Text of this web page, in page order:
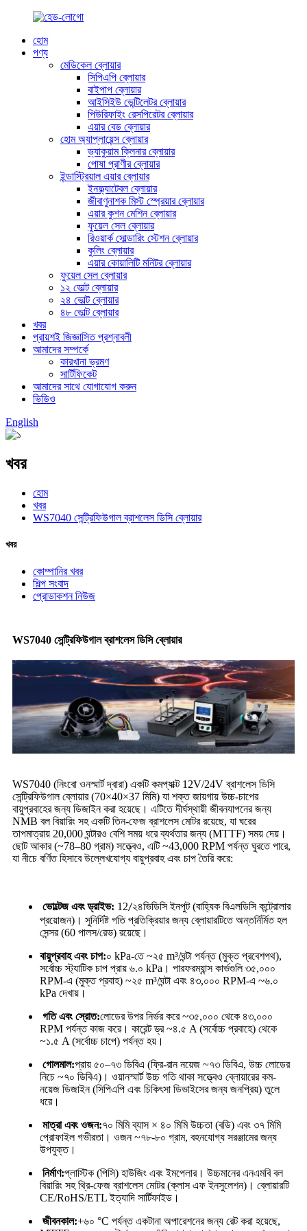
হোম
পণ্য
মেডিকেল ব্লোয়ার
সিপিএপি ব্লোয়ার
বাইপাপ ব্লোয়ার
আইসিইউ ভেন্টিলেটর ব্লোয়ার
পিউরিফাইং রেসপিরেটর ব্লোয়ার
এয়ার বেড ব্লোয়ার
হোম অ্যাপ্লায়েন্স ব্লোয়ার
ভ্যাকুয়াম ক্লিনার ব্লোয়ার
পোষা প্রাণীর ব্লোয়ার
ইন্ডাস্ট্রিয়াল এয়ার ব্লোয়ার
ইনফ্ল্যাটেবল ব্লোয়ার
জীবাণুনাশক মিস্ট স্প্রেয়ার ব্লোয়ার
এয়ার কুশন মেশিন ব্লোয়ার
ফুয়েল সেল ব্লোয়ার
রিওয়ার্ক সোল্ডারিং স্টেশন ব্লোয়ার
কুলিং ব্লোয়ার
এয়ার কোয়ালিটি মনিটর ব্লোয়ার
ফুয়েল সেল ব্লোয়ার
১২ ভোল্ট ব্লোয়ার
২৪ ভোল্ট ব্লোয়ার
৪৮ ভোল্ট ব্লোয়ার
খবর
প্রায়শই জিজ্ঞাসিত প্রশ্নাবলী
আমাদের সম্পর্কে
কারখানা ভ্রমণ
সার্টিফিকেট
আমাদের সাথে যোগাযোগ করুন
ভিডিও
English
খবর
হোম
খবর
WS7040 সেন্ট্রিফিউগাল ব্রাশলেস ডিসি ব্লোয়ার
খবর
কোম্পানির খবর
শিল্প সংবাদ
প্রোডাকশন নিউজ
WS7040 সেন্ট্রিফিউগাল ব্রাশলেস ডিসি ব্লোয়ার
WS7040 (নিংবো ওনস্মার্ট দ্বারা) একটি কমপ্যাক্ট 12V/24V ব্রাশলেস ডিসি
সেন্ট্রিফিউগাল ব্লোয়ার (70×40×37 মিমি) যা শক্ত জায়গায় উচ্চ-চাপের
বায়ুপ্রবাহের জন্য ডিজাইন করা হয়েছে। এটিতে দীর্ঘস্থায়ী জীবনযাপনের জন্য
NMB বল বিয়ারিং সহ একটি তিন-ফেজ ব্রাশলেস মোটর রয়েছে, যা ঘরের
তাপমাত্রায় 20,000 ঘন্টারও বেশি সময় ধরে ব্যর্থতার জন্য (MTTF) সময় দেয়।
ছোট আকার (~78–80 গ্রাম) সত্ত্বেও, এটি ~43,000 RPM পর্যন্ত ঘুরতে পারে,
যা নীচে বর্ণিত হিসাবে উল্লেখযোগ্য বায়ুপ্রবাহ এবং চাপ তৈরি করে:
ভোল্টেজ এবং ড্রাইভ: 12/২৪ভিডিসি ইনপুট (বাহ্যিক বিএলডিসি কন্ট্রোলার
প্রয়োজন)। সুনির্দিষ্ট গতি প্রতিক্রিয়ার জন্য ব্লোয়ারটিতে অন্তর্নির্মিত হল
সেন্সর (60 পালস/রেভ) রয়েছে।
বায়ুপ্রবাহ এবং চাপ:০ kPa-তে ~২৫ m³/ঘন্টা পর্যন্ত (মুক্ত প্রবেশপথ),
সর্বোচ্চ স্ট্যাটিক চাপ প্রায় ৬.০ kPa। পারফরম্যান্স কার্ভগুলি ৩৫,০০০
RPM-এ (মুক্ত প্রবাহ) ~২৫ m³/ঘন্টা এবং ৪৩,০০০ RPM-এ ~৬.০
kPa দেখায়।
গতি এবং স্রোত:লোডের উপর নির্ভর করে ~৩৫,০০০ থেকে ৪৩,০০০
RPM পর্যন্ত কাজ করে। কারেন্ট ড্র ~৪.৫ A (সর্বোচ্চ প্রবাহে) থেকে
~১.৫ A (সর্বোচ্চ চাপে) পর্যন্ত হয়।
গোলমাল:প্রায় ৫০–৭৩ ডিবিএ (ফ্রি-রান নয়েজ ~৭৩ ডিবিএ, উচ্চ লোডের
নিচে ~৭০ ডিবিএ)। ওয়ানস্মার্ট উচ্চ গতি থাকা সত্ত্বেও ব্লোয়ারের কম-
নয়েজ ডিজাইন (সিপিএপি এবং চিকিৎসা ডিভাইসের জন্য জনপ্রিয়) তুলে
ধরে।
মাত্রা এবং ওজন:৭০ মিমি ব্যাস × ৪০ মিমি উচ্চতা (বডি) এবং ৩৭ মিমি
প্রোফাইল গভীরতা। ওজন ~৭৮-৮০ গ্রাম, বহনযোগ্য সরঞ্জামের জন্য
উপযুক্ত।
নির্মাণ:প্লাস্টিক (পিসি) হাউজিং এবং ইমপেলার। উচ্চমানের এনএমবি বল
বিয়ারিং সহ থ্রি-ফেজ ব্রাশলেস মোটর (ক্লাস এফ ইনসুলেশন)। ব্লোয়ারটি
CE/RoHS/ETL ইত্যাদি সার্টিফাইড।
জীবনকাল:+৬০ °C পর্যন্ত একটানা অপারেশনের জন্য রেট করা হয়েছে,